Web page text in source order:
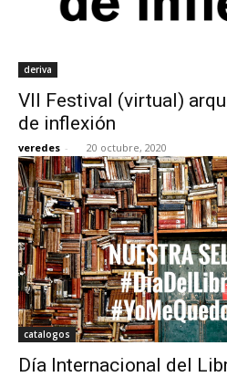
deriva
VII Festival (virtual)
de inflexión
veredes - 20 octubre, 2020
catalogos
Día Internacional del